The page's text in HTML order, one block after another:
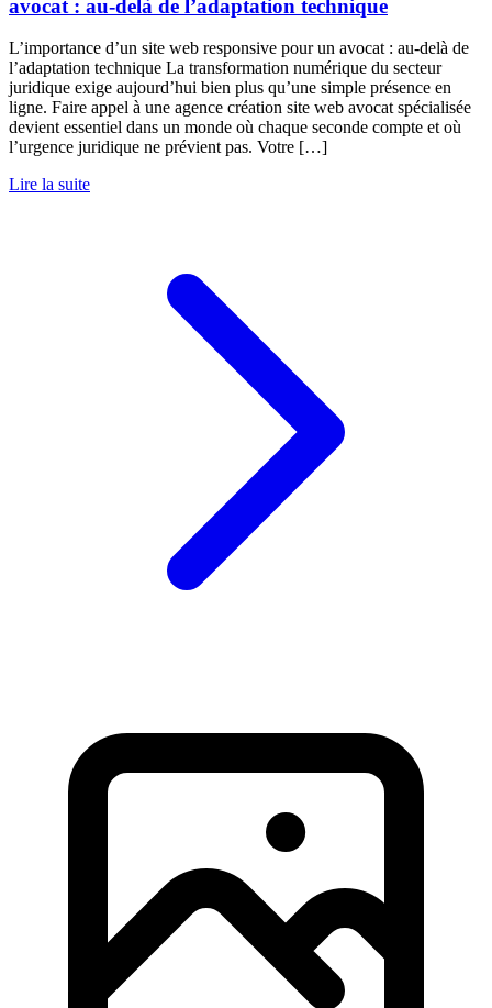
avocat : au-delà de l’adaptation technique
L’importance d’un site web responsive pour un avocat : au-delà de
l’adaptation technique La transformation numérique du secteur
juridique exige aujourd’hui bien plus qu’une simple présence en
ligne. Faire appel à une agence création site web avocat spécialisée
devient essentiel dans un monde où chaque seconde compte et où
l’urgence juridique ne prévient pas. Votre […]
Lire la suite